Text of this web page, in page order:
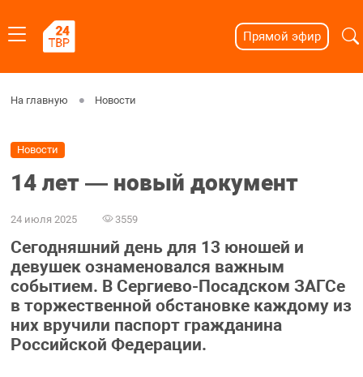
Прямой эфир
На главную Новости
Новости
14 лет ― новый документ
24 июля 2025 3559
Сегодняшний день для 13 юношей и
девушек ознаменовался важным
событием. В Сергиево-Посадском ЗАГСе
в торжественной обстановке каждому из
них вручили паспорт гражданина
Российской Федерации.